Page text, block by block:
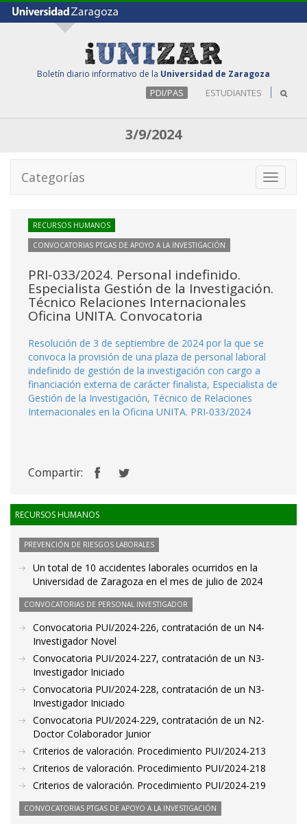
Boletín diario informativo de la Universidad de Zaragoza
PDI/PAS ESTUDIANTES
3/9/2024
Toggle
Categorías
RECURSOS HUMANOS
CONVOCATORIAS PTGAS DE APOYO A LA INVESTIGACIÓN
PRI-033/2024. Personal indefinido.
Especialista Gestión de la Investigación.
Técnico Relaciones Internacionales
Oficina UNITA. Convocatoria
Resolución de 3 de septiembre de 2024 por la que se
convoca la provisión de una plaza de personal laboral
indefinido de gestión de la investigación con cargo a
financiación externa de carácter finalista, Especialista de
Gestión de la Investigación, Técnico de Relaciones
Internacionales en la Oficina UNITA. PRI-033/2024
Compartir:
RECURSOS HUMANOS
PREVENCIÓN DE RIESGOS LABORALES
Un total de 10 accidentes laborales ocurridos en la
Universidad de Zaragoza en el mes de julio de 2024
CONVOCATORIAS DE PERSONAL INVESTIGADOR
Convocatoria PUI/2024-226, contratación de un N4-
Investigador Novel
Convocatoria PUI/2024-227, contratación de un N3-
Investigador Iniciado
Convocatoria PUI/2024-228, contratación de un N3-
Investigador Iniciado
Convocatoria PUI/2024-229, contratación de un N2-
Doctor Colaborador Junior
Criterios de valoración. Procedimiento PUI/2024-213
Criterios de valoración. Procedimiento PUI/2024-218
Criterios de valoración. Procedimiento PUI/2024-219
CONVOCATORIAS PTGAS DE APOYO A LA INVESTIGACIÓN